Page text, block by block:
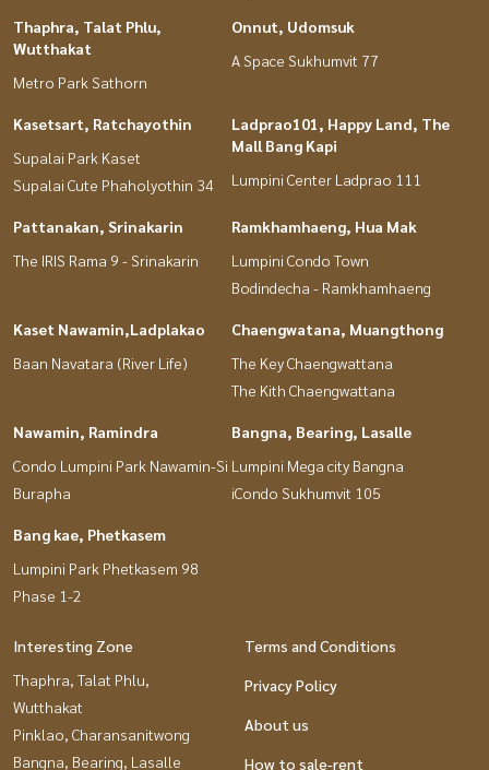
Thaphra, Talat Phlu,
Wutthakat
Metro Park Sathorn
Onnut, Udomsuk
A Space Sukhumvit 77
Kasetsart, Ratchayothin
Supalai Park Kaset
Supalai Cute Phaholyothin 34
Ladprao101, Happy Land, The
Mall Bang Kapi
Lumpini Center Ladprao 111
Pattanakan, Srinakarin
The IRIS Rama 9 - Srinakarin
Ramkhamhaeng, Hua Mak
Lumpini Condo Town
Bodindecha - Ramkhamhaeng
Kaset Nawamin,Ladplakao
Baan Navatara (River Life)
Chaengwatana, Muangthong
The Key Chaengwattana
The Kith Chaengwattana
Nawamin, Ramindra
Condo Lumpini Park Nawamin-Si
Burapha
Bangna, Bearing, Lasalle
Lumpini Mega city Bangna
iCondo Sukhumvit 105
Bang kae, Phetkasem
Lumpini Park Phetkasem 98
Phase 1-2
Interesting Zone
Thaphra, Talat Phlu,
Wutthakat
Pinklao, Charansanitwong
Bangna, Bearing, Lasalle
Terms and Conditions
Privacy Policy
About us
How to sale-rent